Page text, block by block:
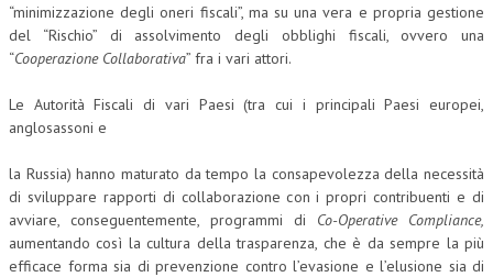
MANUALI E MONOGRAFIE
TESI DI LAUREA
MATERIALE DIDATTICO
“minimizzazione degli oneri fiscali”, ma su una vera e propria gestione
del “Rischio” di assolvimento degli obblighi fiscali, ovvero una
“Cooperazione Collaborativa” fra i vari attori.
Le Autorità Fiscali di vari Paesi (tra cui i principali Paesi europei,
anglosassoni e
la Russia) hanno maturato da tempo la consapevolezza della necessità
di sviluppare rapporti di collaborazione con i propri contribuenti e di
avviare, conseguentemente, programmi di Co-Operative Compliance,
aumentando così la cultura della trasparenza, che è da sempre la più
efficace forma sia di prevenzione contro l’evasione e l’elusione sia di